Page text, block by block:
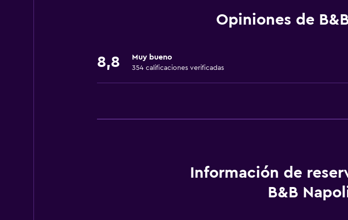
Artículos de aseo gratis
Opiniones de
8,8 Muy bueno
354 calificaciones verificadas
Información de
B&B